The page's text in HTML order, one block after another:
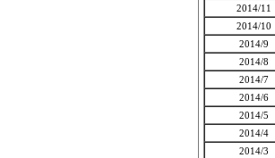
2014/11
2014/10
2014/9
2014/8
2014/7
2014/6
2014/5
2014/4
2014/3